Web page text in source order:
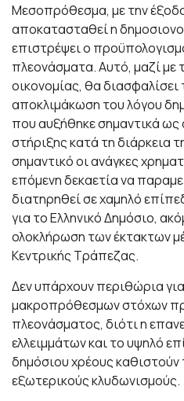
Μεσοπρόθεσμα, με την
αποκατασταθεί η
επιστρέψει ο
πλεονάσματα. Αυτό, μαζί με
οικονομίας, θα διασφαλίσει
αποκλιμάκωση του λόγου
που αυξήθηκε σημαντικά
στήριξης κατά τη διάρκεια
σημαντικό οι ανάγκες
επόμενη δεκαετία να
διατηρηθεί σε χαμηλό
για το Ελληνικό Δημόσιο,
ολοκλήρωση των έκτακτων
Κεντρικής Τράπεζας.
Δεν υπάρχουν περιθώρια
μακροπρόθεσμων στόχων
πλεονάσματος, διότι η
ελλειμμάτων και το υψηλό
δημόσιου χρέους καθιστούν
εξωτερικούς κλυδωνισμούς.